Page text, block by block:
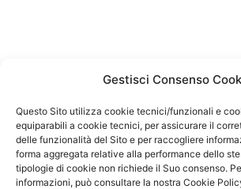
Gestisci Consenso
Questo Sito utilizza cookie tecnici/funzionali e
equiparabili a cookie tecnici, per assicurare il
delle funzionalità del Sito e per raccogliere
forma aggregata relative alla performance dello
tipologie di cookie non richiede il Suo consenso.
informazioni, può consultare la nostra Cookie
Copyright © 2026 Friulchem spa |